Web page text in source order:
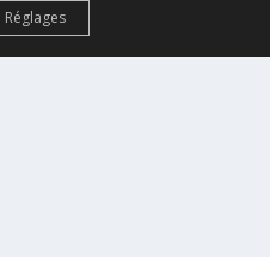
Réglages